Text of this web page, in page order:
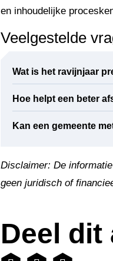
en inhoudelijke
Veelgestelde
Wat is het ravijnjaar
Hoe helpt een beter
Kan een gemeente
Disclaimer: De
geen juridisch of
Deel dit